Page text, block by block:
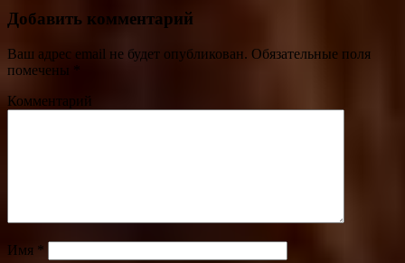
Добавить комментарий
Ваш адрес email не будет опубликован. Обязательные поля
помечены
Комментарий
Имя *